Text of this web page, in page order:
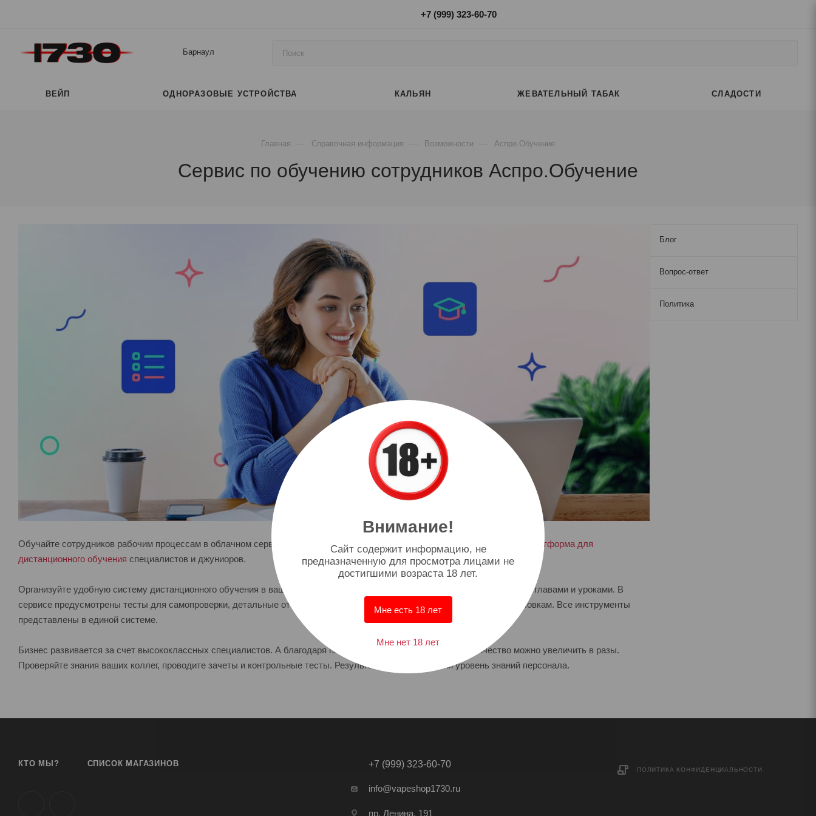
+7 (999) 323-60-70
Барнаул
ВЕЙП ОДНОРАЗОВЫЕ УСТРОЙСТВА КАЛЬЯН ЖЕВАТЕЛЬНЫЙ ТАБАК СЛАДОСТИ
Главная Справочная информация Возможности Аспро.Обучение
Сервис по обучению сотрудников Аспро.Обучение
Обучайте сотрудников рабочим процессам в облачном сервисе. Аспро.Обучение — это эффективная
образовательная платформа для
дистанционного обучения специалистов и джуниоров.
Организуйте удобную систему дистанционного обучения в вашей компании. Создавайте подробную структуру с курсами, главами и уроками. В
сервисе предусмотрены тесты для самопроверки, детальные отчеты по выполненным заданиям и умный поиск по заголовкам. Все инструменты
представлены в единой системе.
Бизнес развивается за счет высококлассных специалистов. А благодаря платформе Аспро.Обучение их количество можно увеличить в разы.
Проверяйте знания ваших коллег, проводите зачеты и контрольные тесты. Результатом будет высокий уровень знаний персонала.
Блог
Вопрос-ответ
Политика
КТО МЫ? СПИСОК МАГАЗИНОВ +7 (999) 323-60-70
info@vapeshop1730.ru
пр. Ленина, 191
ПОЛИТИКА КОНФИДЕНЦИАЛЬНОСТИ
Внимание!
Cайт содержит информацию, не
предназначенную для просмотра лицами не
достигшими возраста 18 лет.
Мне есть 18 лет
Мне нет 18 лет